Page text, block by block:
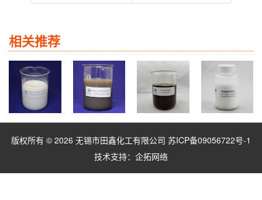
相关推荐
版权所有 © 2026 无锡市田鑫化工有限公司 苏ICP备09056722号-1
技术支持： 企拓网络